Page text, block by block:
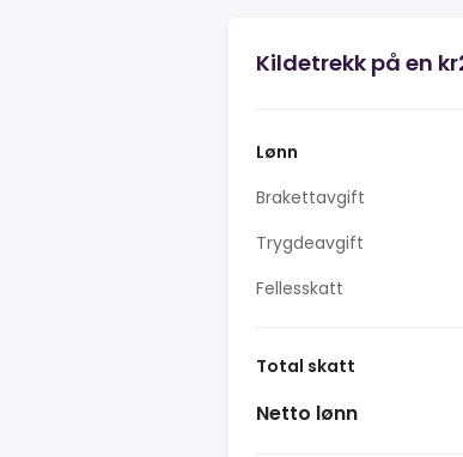
Kildetrekk på en
Lønn
Brakettavgift
Trygdeavgift
Fellesskatt
Total skatt
Netto lønn